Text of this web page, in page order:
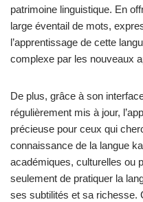
patrimoine linguistique. En
large éventail de mots,
l’apprentissage de cette
complexe par les nouveaux
De plus, grâce à son
régulièrement mis à jour,
précieuse pour ceux qui
connaissance de la langue
académiques, culturelles ou
seulement de pratiquer la
ses subtilités et sa richesse.